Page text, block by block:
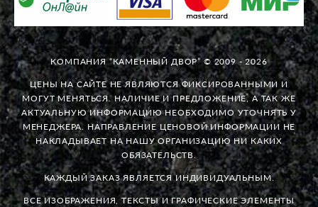
КОМПАНИЯ “КАМЕННЫЙ ДВОР” © 2009 - 2026
ЦЕНЫ НА САЙТЕ НЕ ЯВЛЯЮТСЯ ФИКСИРОВАННЫМИ И
МОГУТ МЕНЯТЬСЯ. НАЛИЧИЕ И ПРЕДЛОЖЕНИЕ, А ТАК ЖЕ
АКТУАЛЬНУЮ ИНФОРМАЦИЮ НЕОБХОДИМО УТОЧНЯТЬ У
МЕНЕДЖЕРА. НАПРАВЛЕНИЕ ЦЕНОВОЙ ИНФОРМАЦИИ НЕ
НАКЛАДЫВАЕТ НА НАШУ ОРГАНИЗАЦИЮ НИ КАКИХ
ОБЯЗАТЕЛЬСТВ.
КАЖДЫЙ ЗАКАЗ ЯВЛЯЕТСЯ ИНДИВИДУАЛЬНЫМ.
ВСЕ ИЗОБРАЖЕНИЯ, ТЕКСТЫ И ГРАФИЧЕСКИЕ ЭЛЕМЕНТЫ